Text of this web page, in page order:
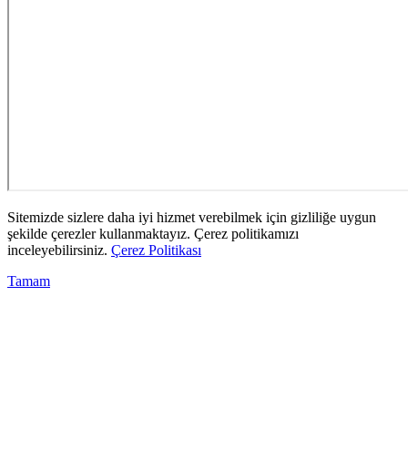
Sitemizde sizlere daha iyi hizmet verebilmek için gizliliğe uygun
şekilde çerezler kullanmaktayız. Çerez politikamızı
inceleyebilirsiniz. Çerez Politikası
Tamam